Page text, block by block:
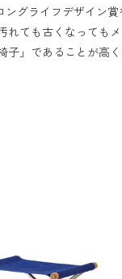
ングライフデザイン
ても​古くなっても​
子」である​ことが​高